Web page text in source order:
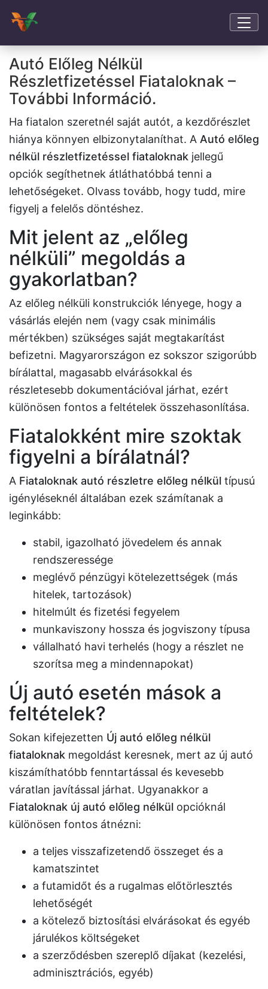
Autó Előleg Nélkül
Részletfizetéssel Fiataloknak –
További Információ.
Ha fiatalon szeretnél saját autót, a kezdőrészlet
hiánya könnyen elbizonytalaníthat. A Autó előleg
nélkül részletfizetéssel fiataloknak jellegű
opciók segíthetnek átláthatóbbá tenni a
lehetőségeket. Olvass tovább, hogy tudd, mire
figyelj a felelős döntéshez.
Mit jelent az „előleg
nélküli” megoldás a
gyakorlatban?
Az előleg nélküli konstrukciók lényege, hogy a
vásárlás elején nem (vagy csak minimális
mértékben) szükséges saját megtakarítást
befizetni. Magyarországon ez sokszor szigorúbb
bírálattal, magasabb elvárásokkal és
részletesebb dokumentációval járhat, ezért
különösen fontos a feltételek összehasonlítása.
Fiatalokként mire szoktak
figyelni a bírálatnál?
A Fiataloknak autó részletre előleg nélkül típusú
igényléseknél általában ezek számítanak a
leginkább:
stabil, igazolható jövedelem és annak
rendszeressége
meglévő pénzügyi kötelezettségek (más
hitelek, tartozások)
hitelmúlt és fizetési fegyelem
munkaviszony hossza és jogviszony típusa
vállalható havi terhelés (hogy a részlet ne
szorítsa meg a mindennapokat)
Új autó esetén mások a
feltételek?
Sokan kifejezetten Új autó előleg nélkül
fiataloknak megoldást keresnek, mert az új autó
kiszámíthatóbb fenntartással és kevesebb
váratlan javítással járhat. Ugyanakkor a
Fiataloknak új autó előleg nélkül opcióknál
különösen fontos átnézni:
a teljes visszafizetendő összeget és a
kamatszintet
a futamidőt és a rugalmas előtörlesztés
lehetőségét
a kötelező biztosítási elvárásokat és egyéb
járulékos költségeket
a szerződésben szereplő díjakat (kezelési,
adminisztrációs, egyéb)